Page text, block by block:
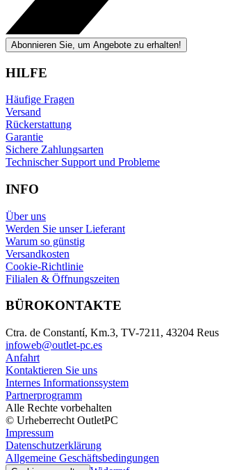
Abonnieren Sie, um Angebote zu erhalten!
HILFE
Häufige Fragen
Versand
Rückerstattung
Garantie
Sichere Zahlungsarten
Technischer Support und Probleme
INFO
Über uns
Werden Sie unser Lieferant
Warum so günstig
Versandkosten
Cookie-Richtlinie
Filialen & Öffnungszeiten
BÜROKONTAKTE
Ctra. de Constantí, Km.3, TV-7211, 43204 Reus
infoweb@outlet-pc.es
Anfahrt
Kontaktieren Sie uns
Internes Informationssystem
Partnerprogramm
Alle Rechte vorbehalten
© Urheberrecht OutletPC
Impressum
Datenschutzerklärung
Allgemeine Geschäftsbedingungen